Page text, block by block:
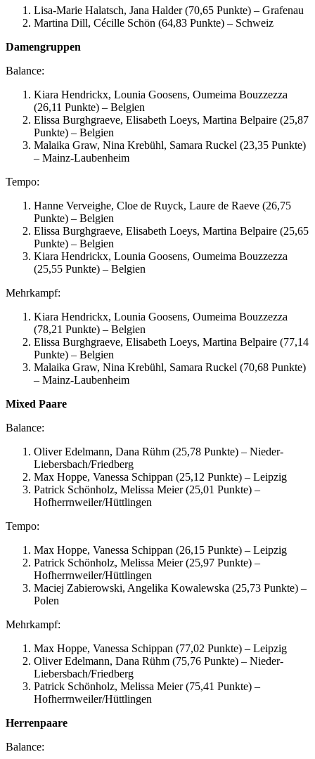
Lisa-Marie Halatsch, Jana Halder (70,65 Punkte) – Grafenau
Martina Dill, Cécille Schön (64,83 Punkte) – Schweiz
Damengruppen
Balance:
Kiara Hendrickx, Lounia Goosens, Oumeima Bouzzezza
(26,11 Punkte) – Belgien
Elissa Burghgraeve, Elisabeth Loeys, Martina Belpaire (25,87
Punkte) – Belgien
Malaika Graw, Nina Krebühl, Samara Ruckel (23,35 Punkte)
– Mainz-Laubenheim
Tempo:
Hanne Verveighe, Cloe de Ruyck, Laure de Raeve (26,75
Punkte) – Belgien
Elissa Burghgraeve, Elisabeth Loeys, Martina Belpaire (25,65
Punkte) – Belgien
Kiara Hendrickx, Lounia Goosens, Oumeima Bouzzezza
(25,55 Punkte) – Belgien
Mehrkampf:
Kiara Hendrickx, Lounia Goosens, Oumeima Bouzzezza
(78,21 Punkte) – Belgien
Elissa Burghgraeve, Elisabeth Loeys, Martina Belpaire (77,14
Punkte) – Belgien
Malaika Graw, Nina Krebühl, Samara Ruckel (70,68 Punkte)
– Mainz-Laubenheim
Mixed Paare
Balance:
Oliver Edelmann, Dana Rühm (25,78 Punkte) – Nieder-
Liebersbach/Friedberg
Max Hoppe, Vanessa Schippan (25,12 Punkte) – Leipzig
Patrick Schönholz, Melissa Meier (25,01 Punkte) –
Hofherrnweiler/Hüttlingen
Tempo:
Max Hoppe, Vanessa Schippan (26,15 Punkte) – Leipzig
Patrick Schönholz, Melissa Meier (25,97 Punkte) –
Hofherrnweiler/Hüttlingen
Maciej Zabierowski, Angelika Kowalewska (25,73 Punkte) –
Polen
Mehrkampf:
Max Hoppe, Vanessa Schippan (77,02 Punkte) – Leipzig
Oliver Edelmann, Dana Rühm (75,76 Punkte) – Nieder-
Liebersbach/Friedberg
Patrick Schönholz, Melissa Meier (75,41 Punkte) –
Hofherrnweiler/Hüttlingen
Herrenpaare
Balance: